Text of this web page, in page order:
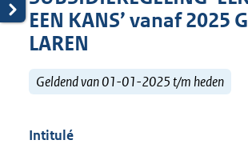
EEN KANS’ vanaf 2025
LAREN
Geldend van 01-01-2025 t/m heden
Intitulé